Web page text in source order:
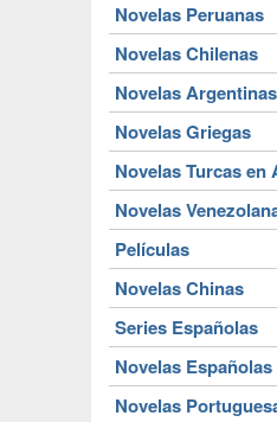
Novelas Peruanas
Novelas Chilenas
Novelas Argentinas
Novelas Griegas
Novelas Turcas en
Novelas
Películas
Novelas Chinas
Series Españolas
Novelas Españolas
Novelas